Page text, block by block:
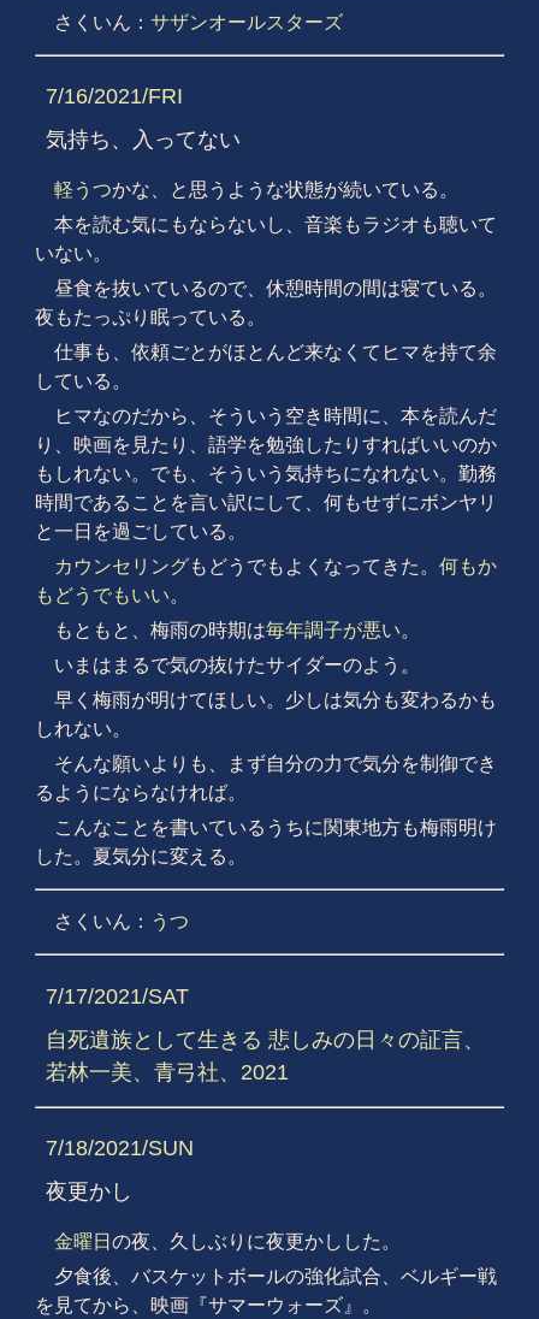
さくいん： サザンオールスターズ
7/16/2021/FRI
気持ち、入ってない
軽うつかな、と思うような状態が続いている。
本を読む気にもならないし、音楽もラジオも聴いて
いない。
昼食を抜いているので、休憩時間の間は寝ている。
夜もたっぷり眠っている。
仕事も、依頼ごとがほとんど来なくてヒマを持て余
している。
ヒマなのだから、そういう空き時間に、本を読んだ
り、映画を見たり、語学を勉強したりすればいいのか
もしれない。でも、そういう気持ちになれない。勤務
時間であることを言い訳にして、何もせずにボンヤリ
と一日を過ごしている。
カウンセリングもどうでもよくなってきた。 何もか
もどうでもいい。
もともと、梅雨の時期は毎年調子が悪い。
いまはまるで気の抜けたサイダーのよう。
早く梅雨が明けてほしい。少しは気分も変わるかも
しれない。
そんな願いよりも、まず自分の力で気分を制御でき
るようにならなければ。
こんなことを書いているうちに関東地方も梅雨明け
した。夏気分に変える。
さくいん： うつ
7/17/2021/SAT
自死遺族として生きる 悲しみの日々の証言、
若林一美、青弓社、2021
7/18/2021/SUN
夜更かし
金曜日 の夜、久しぶりに夜更かしした。
夕食後、バスケットボールの強化試合、ベルギー戦
を見てから、映画『サマーウォーズ』。